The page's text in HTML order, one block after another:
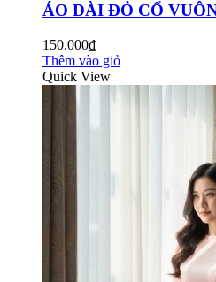
ÁO DÀI ĐỎ CỔ
150.000₫
Thêm vào giỏ
Quick View